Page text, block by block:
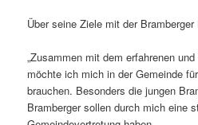
Über seine Ziele mit der
„Zusammen mit dem erfahrenen
möchte ich mich in der Gemeinde
brauchen. Besonders die jungen
Bramberger sollen durch mich eine